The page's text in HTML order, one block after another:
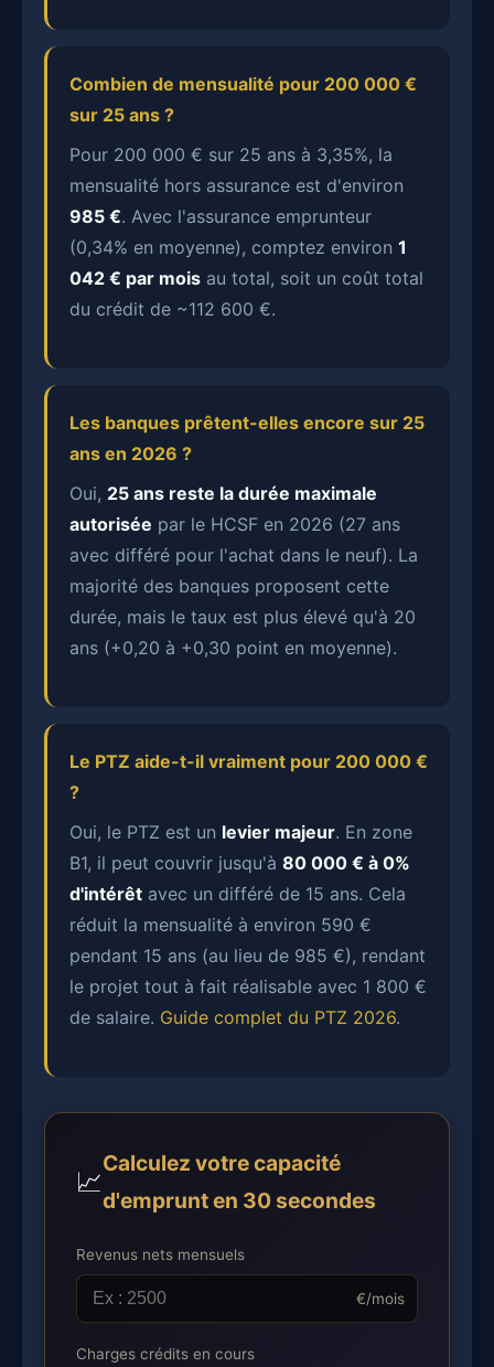
Combien de mensualité pour 200 000 €
sur 25 ans ?
Pour 200 000 € sur 25 ans à 3,35%, la
mensualité hors assurance est d'environ
985 €. Avec l'assurance emprunteur
(0,34% en moyenne), comptez environ 1
042 € par mois au total, soit un coût total
du crédit de ~112 600 €.
Les banques prêtent-elles encore sur 25
ans en 2026 ?
Oui, 25 ans reste la durée maximale
autorisée par le HCSF en 2026 (27 ans
avec différé pour l'achat dans le neuf). La
majorité des banques proposent cette
durée, mais le taux est plus élevé qu'à 20
ans (+0,20 à +0,30 point en moyenne).
Le PTZ aide-t-il vraiment pour 200 000 €
?
Oui, le PTZ est un levier majeur. En zone
B1, il peut couvrir jusqu'à 80 000 € à 0%
d'intérêt avec un différé de 15 ans. Cela
réduit la mensualité à environ 590 €
pendant 15 ans (au lieu de 985 €), rendant
le projet tout à fait réalisable avec 1 800 €
de salaire. Guide complet du PTZ 2026.
📈
Calculez votre capacité
d'emprunt en 30 secondes
Revenus nets mensuels
€/mois
Charges crédits en cours